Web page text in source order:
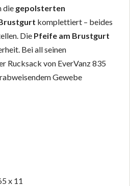
die gepolsterten
komplettiert – beides
Die Pfeife am Brustgurt
Bei all seinen
Rucksack von EverVanz 835
Gewebe
x 11